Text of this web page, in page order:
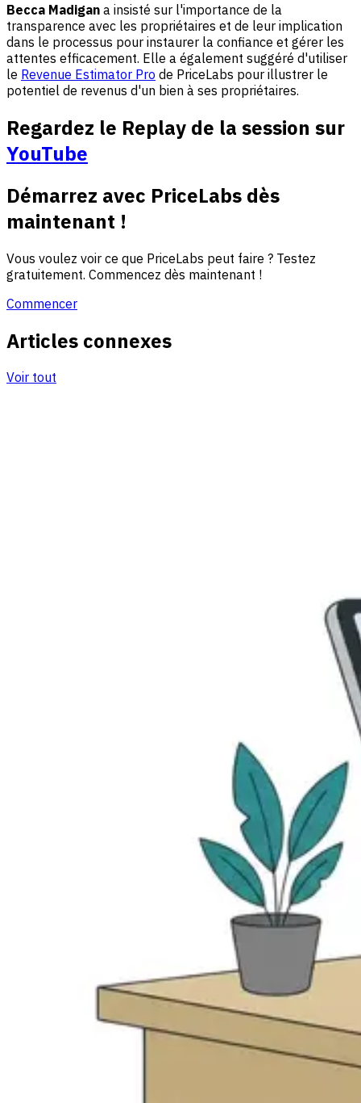
Becca Madigan a insisté sur l'importance de la
transparence avec les propriétaires et de leur implication
dans le processus pour instaurer la confiance et gérer les
attentes efficacement. Elle a également suggéré d'utiliser
le Revenue Estimator Pro de PriceLabs pour illustrer le
potentiel de revenus d'un bien à ses propriétaires.
Regardez le Replay de la session sur
YouTube
Démarrez avec PriceLabs dès
maintenant !
Vous voulez voir ce que PriceLabs peut faire ? Testez
gratuitement. Commencez dès maintenant !
Commencer
Articles connexes
Voir tout